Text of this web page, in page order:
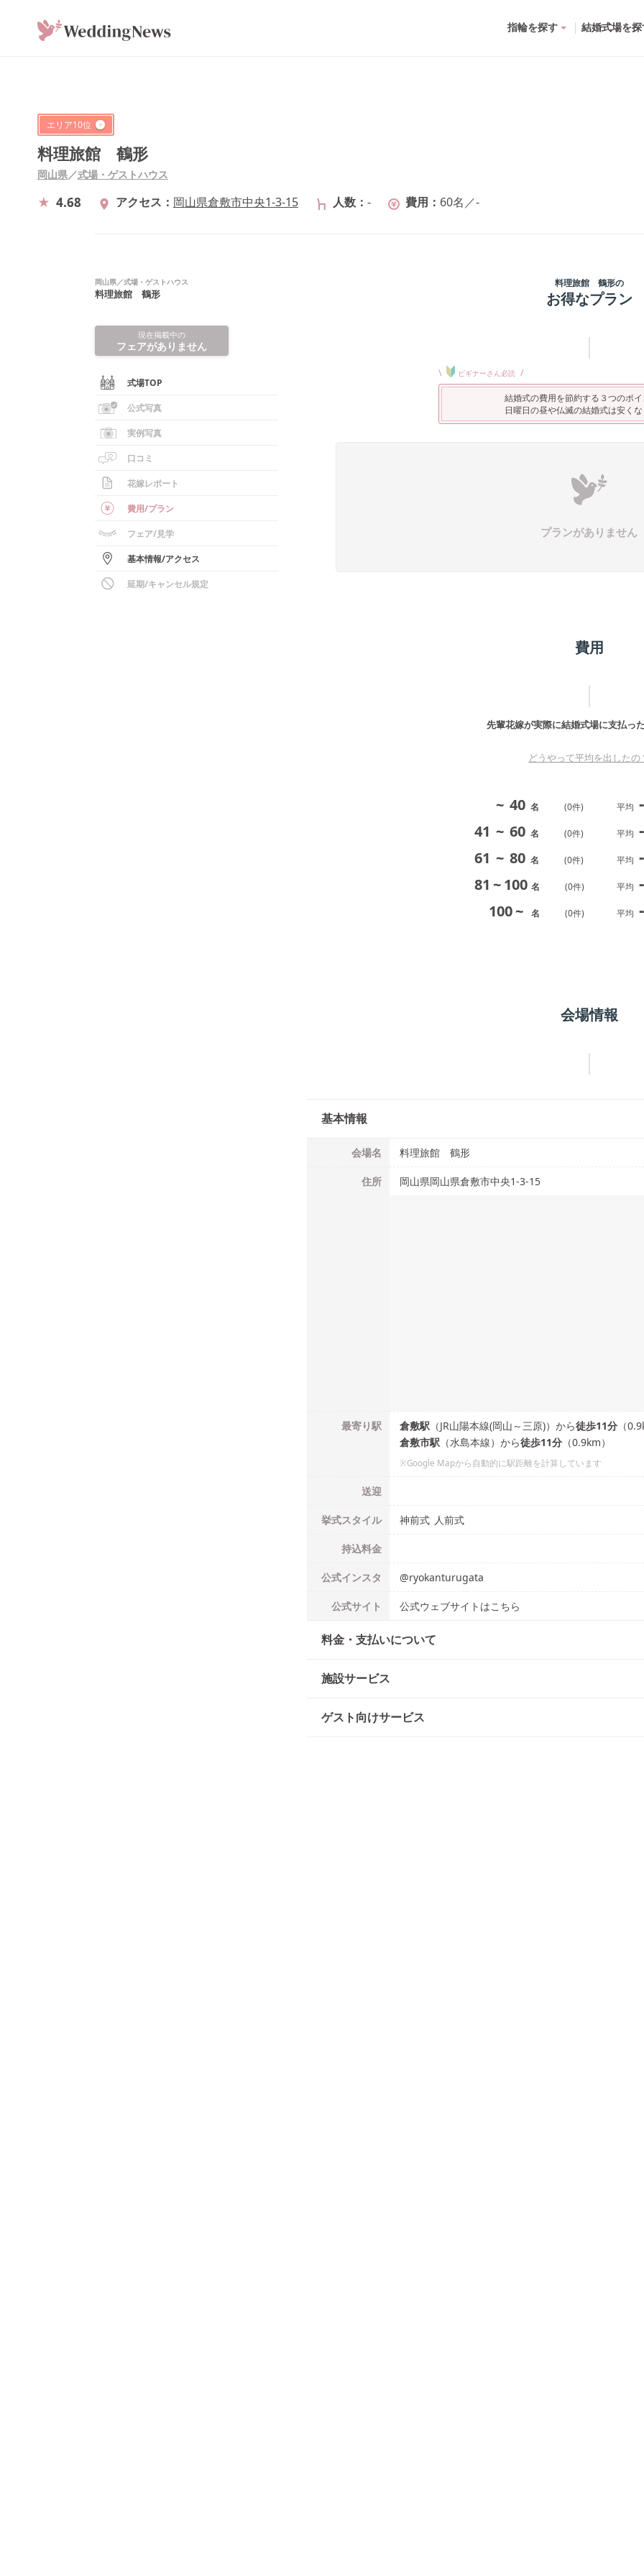
指輪を探す 結婚式場を
エリア10位
料理旅館 鶴形
岡山県／式場・ゲストハウス
4.68 アクセス 岡山県倉敷市中央1-3-15 人数 - 費用 60名 ／-
岡山県／式場・ゲストハウス
料理旅館 鶴形
現在掲載中の
フェアがありません
式場TOP
公式写真
実例写真
口コミ
花嫁レポート
費用/プラン
フェア/見学
基本情報/アクセス
延期/キャンセル規定
料理旅館 鶴形の
お得なプラン
\ ビギナーさん必読 /
結婚式の費用を節約する３つのポ
日曜日の昼や仏滅の結婚式は安く
プランがありません
費用
先輩花嫁が実際に結婚式場に支払っ
どうやって平均を出したの
~ 40 名 (0件) 平均 -
41 ~ 60 名 (0件) 平均 -
61 ~ 80 名 (0件) 平均 -
81 ~ 100 名 (0件) 平均 -
100~ 名 (0件) 平均 -
会場情報
基本情報
会場名 料理旅館 鶴形
住所 岡山県岡山県倉敷市中央1-3-15
最寄り駅 倉敷駅 （JR山陽本線(岡山～三原)） から徒歩11分 （0.9
倉敷市駅 （水島本線） から徒歩11分 （0.9km）
※Google Mapから自動的に駅距離を計算しています
送迎
挙式スタイル 神前式 人前式
持込料金
公式インスタ @ryokanturugata
公式サイト 公式ウェブサイトはこちら
料金・支払いについて
施設サービス
ゲスト向けサービス